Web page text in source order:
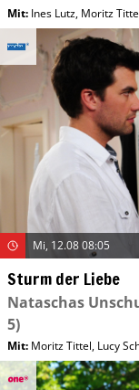
Mit: Ines Lutz, Moritz
Mi, 12.08 08:05
Sturm der Liebe
Nataschas
5)
Mit: Moritz Tittel, Lucy